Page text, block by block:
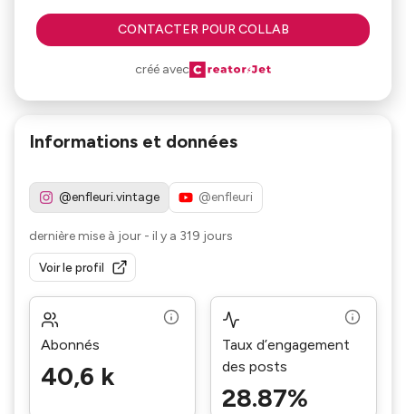
strong purchasing power.
CONTACTER POUR COLLAB
créé avec
Informations et données
@enfleuri.vintage @enfleuri
dernière mise à jour - il y a 319 jours
Voir le profil
Abonnés
40,6 k
Taux d’engagement
des posts
28.87%